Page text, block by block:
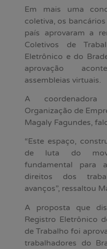
Em mais uma
coletiva, os
país aprovaram a
Coletivos de
Eletrônico e do
aprovação
assembleias virtuais.
A
Organização de
Magaly Fagundes,
“Este espaço,
de luta do
fundamental para
direitos dos
avanços”, ressaltou
A proposta que
Registro Eletrônico
de Trabalho foi
trabalhadores do